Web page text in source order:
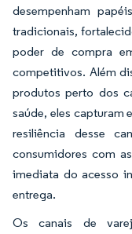
desempenham
tradicionais,
poder de compra
competitivos. Além
produtos perto dos
saúde, eles capturam
resiliência desse
consumidores com
imediata do acesso
entrega.
Os canais de